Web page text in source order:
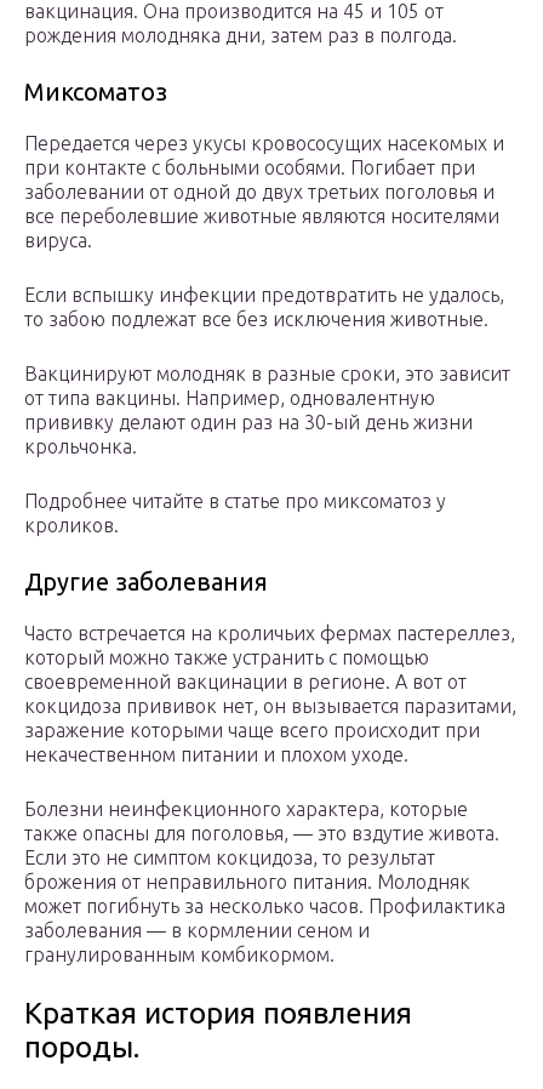
вакцинация. Она производится на 45 и 105 от
рождения молодняка дни, затем раз в полгода.
Миксоматоз
Передается через укусы кровососущих насекомых и
при контакте с больными особями. Погибает при
заболевании от одной до двух третьих поголовья и
все переболевшие животные являются носителями
вируса.
Если вспышку инфекции предотвратить не удалось,
то забою подлежат все без исключения животные.
Вакцинируют молодняк в разные сроки, это зависит
от типа вакцины. Например, одновалентную
прививку делают один раз на 30-ый день жизни
крольчонка.
Подробнее читайте в статье про миксоматоз у
кроликов.
Другие заболевания
Часто встречается на кроличьих фермах пастереллез,
который можно также устранить с помощью
своевременной вакцинации в регионе. А вот от
кокцидоза прививок нет, он вызывается паразитами,
заражение которыми чаще всего происходит при
некачественном питании и плохом уходе.
Болезни неинфекционного характера, которые
также опасны для поголовья, — это вздутие живота.
Если это не симптом кокцидоза, то результат
брожения от неправильного питания. Молодняк
может погибнуть за несколько часов. Профилактика
заболевания — в кормлении сеном и
гранулированным комбикормом.
Краткая история появления
породы.